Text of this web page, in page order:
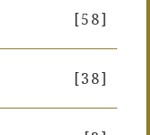
[58]
[38]